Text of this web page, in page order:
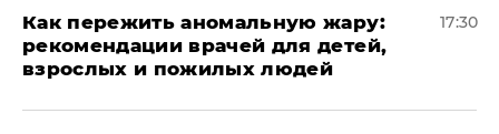
Как пережить аномальную жару:
рекомендации врачей для детей,
взрослых и пожилых людей
17:30